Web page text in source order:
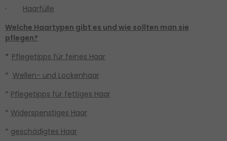
· Haarfülle
Welche Haartypen gibt es und wie sollten man sie
pflegen?
* Pflegetipps für feines Haar
* Wellen- und Lockenhaar
* Pflegetipps für fettiges Haar
* Widerspenstiges Haar
* geschädigtes Haar